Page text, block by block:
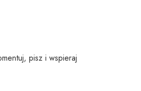
pisz i wspieraj